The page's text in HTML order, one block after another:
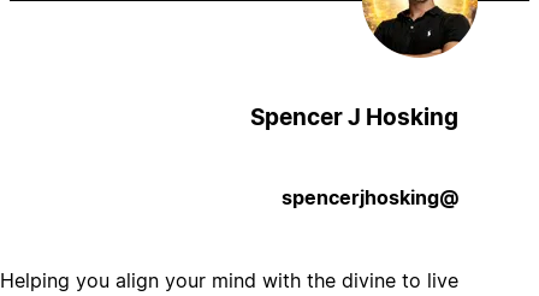
Spencer J Hosking
Helping you align your mind with the divine to live